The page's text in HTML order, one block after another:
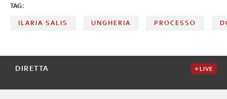
TAG:
ILARIA SALIS UNGHERIA PROCESSO
DIRETTA LIVE